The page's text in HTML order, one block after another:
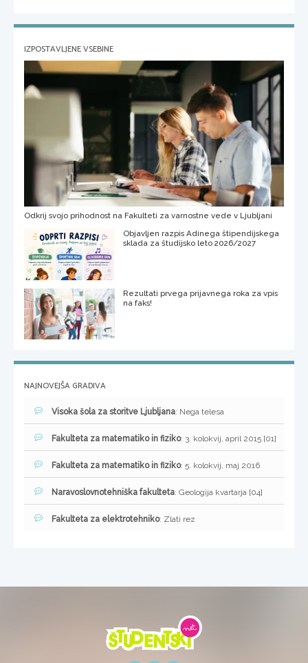
IZPOSTAVLJENE VSEBINE
Odkrij svojo prihodnost na Fakulteti za varnostne vede v Ljubljani
Objavljen razpis Adinega štipendijskega
sklada za študijsko leto 2026/2027
Rezultati prvega prijavnega roka za vpis
na faks!
NAJNOVEJŠA GRADIVA
Visoka šola za storitve Ljubljana: Nega telesa
Fakulteta za matematiko in fiziko: 3. kolokvij, april 2015 [01]
Fakulteta za matematiko in fiziko: 5. kolokvij, maj 2016
Naravoslovnotehniška fakulteta: Geologija kvartarja [04]
Fakulteta za elektrotehniko: Zlati rez